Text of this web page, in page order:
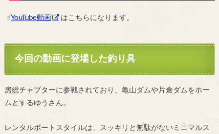
☝︎YouTube動画 はこちらになります。
今回の動画に登場した釣り具
房総チャプターに参戦されており、亀山ダムや片倉ダムをホー
ムとするゆうさん。
レンタルボートスタイルは、スッキリと無駄がないミニマルス